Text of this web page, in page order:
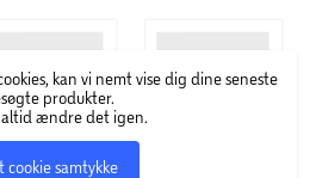
kan vi nemt vise dig dine seneste
produkter.
altid ændre det igen.
cookie samtykke